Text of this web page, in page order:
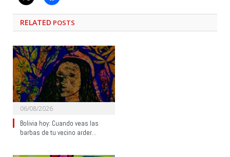
RELATED POSTS
06/08/2026
Bolivia hoy: Cuando veas las
barbas de tu vecino arder…